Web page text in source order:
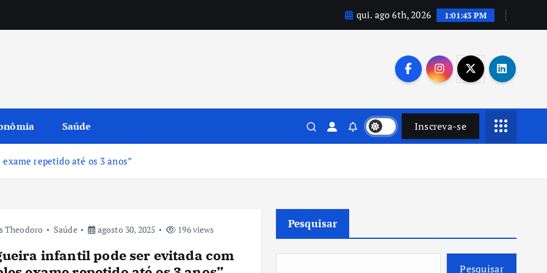
qui. ago 6th, 2026 1:01:44 PM
Saúde Inscreva-se
repetido até os 3 anos”
Theodoro Saúde agosto 30, 2025 196 views
infantil pode ser evitada com
Pesquisar
Pesquisar